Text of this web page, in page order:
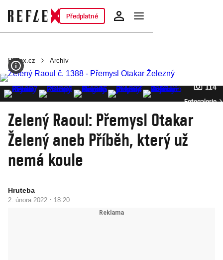
Předplatné
Reflex.cz Archív
114
Fotogalerie
Zelený Raoul: Přemysl Otakar
Želený aneb Příběh, který už
nemá koule
Hruteba
2. února 2022 · 18:20